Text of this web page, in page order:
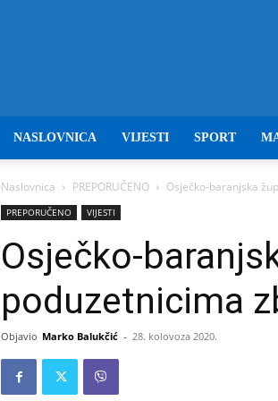
NASLOVNICA VIJESTI SPORT
Naslovnica PREPORUČENO Osječko-baranjska
PREPORUČENO VIJESTI
Osječko-
poduzetnicima
Objavio Marko Balukčić - 28. kolovoza 2020.